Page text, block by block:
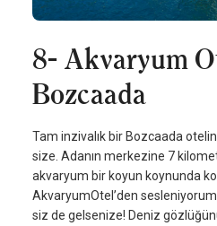
8- Akvaryum
Bozcaada
Tam inzivalık bir Bozcaada
size. Adanın merkezine 7
akvaryum bir koyun koynunda
AkvaryumOtel’den
siz de gelsenize! Deniz